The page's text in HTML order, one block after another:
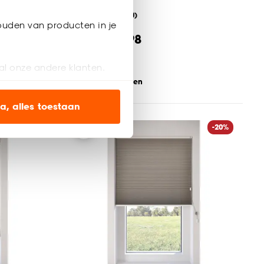
van producten in je
onze andere klanten.
om alleen de
alles toestaan
(0)
al vanaf
98
Bezorgen 5 weken
-20%